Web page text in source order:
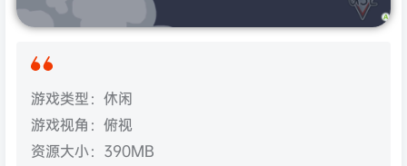
游戏类型：休闲
游戏视角：俯视
资源大小：390MB